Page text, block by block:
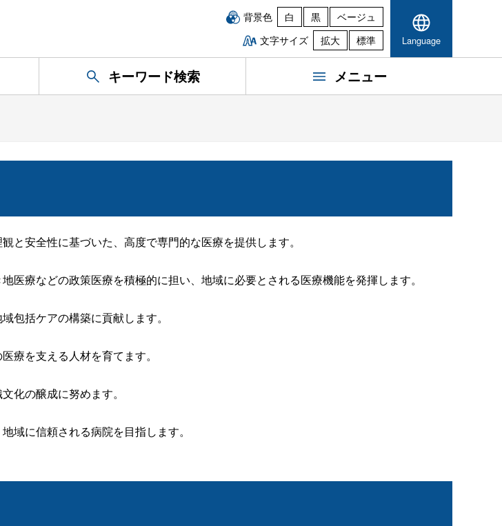
背景色 白 黒
ベージュ
文字サイズ
拡大 標準 Language
キーワード検索 メニュー
と安全性に基づいた、高度で専門的な医療を提供します。
療などの政策医療を積極的に担い、地域に必要とされる医療機能を発揮します。
包括ケアの構築に貢献します。
療を支える人材を育てます。
化の醸成に努めます。
域に信頼される病院を目指します。